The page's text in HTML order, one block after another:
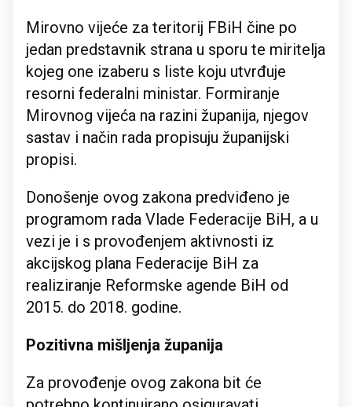
Mirovno vijeće za teritorij FBiH čine po
jedan predstavnik strana u sporu te miritelja
kojeg one izaberu s liste koju utvrđuje
resorni federalni ministar. Formiranje
Mirovnog vijeća na razini županija, njegov
sastav i način rada propisuju županijski
propisi.
Donošenje ovog zakona predviđeno je
programom rada Vlade Federacije BiH, a u
vezi je i s provođenjem aktivnosti iz
akcijskog plana Federacije BiH za
realiziranje Reformske agende BiH od
2015. do 2018. godine.
Pozitivna mišljenja županija
Za provođenje ovog zakona bit će